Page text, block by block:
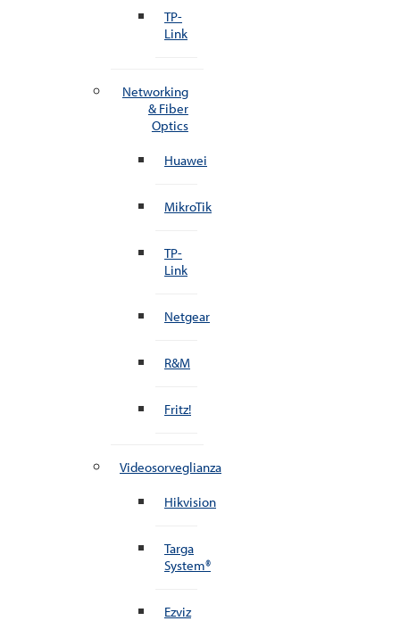
TP-
Link
Networking
& Fiber
Optics
Huawei
MikroTik
TP-
Link
Netgear
R&M
Fritz!
Videosorveglianza
Hikvision
Targa
System®
Ezviz